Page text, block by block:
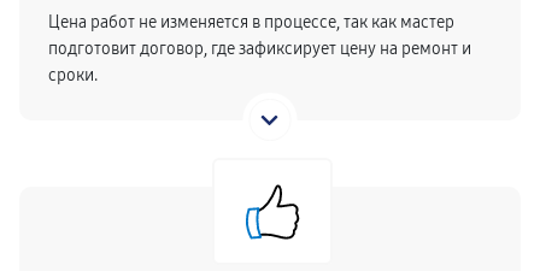
Цена работ не изменяется в процессе, так как мастер
подготовит договор, где зафиксирует цену на ремонт и
сроки.